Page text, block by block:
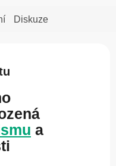
Diskuze
a